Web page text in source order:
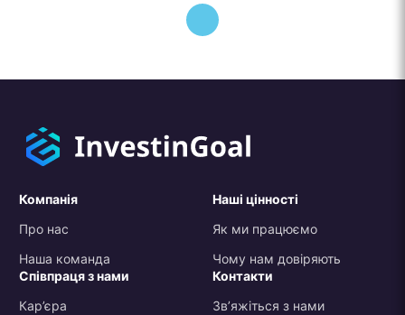
Компанія
Про нас
Наша команда
Наші цінності
Як ми працюємо
Чому нам довіряють
Співпраця з нами
Кар’єра
Контакти
Зв’яжіться з нами